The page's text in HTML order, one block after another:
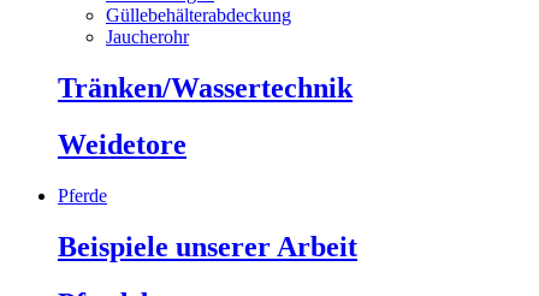
Güllebehälterabdeckung
Jaucherohr
Tränken/Wassertechnik
Weidetore
Pferde
Beispiele unserer Arbeit